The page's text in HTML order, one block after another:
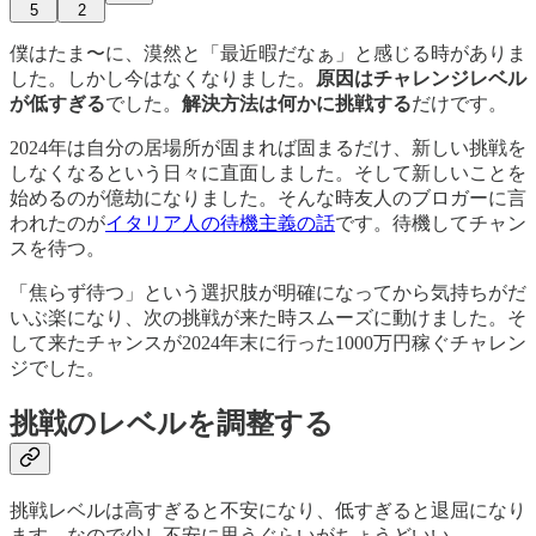
5 2
僕はたま〜に、漠然と「最近暇だなぁ」と感じる時がありま
した。しかし今はなくなりました。
原因はチャレンジレベル
が低すぎるでした。 解決方法は何かに挑戦するだけです。
2024年は自分の居場所が固まれば固まるだけ、新しい挑戦を
しなくなるという日々に直面しました。そして新しいことを
始めるのが億劫になりました。そんな時友人のブロガーに言
われたのがイタリア人の待機主義の話です。待機してチャン
スを待つ。
「焦らず待つ」という選択肢が明確になってから気持ちがだ
いぶ楽になり、次の挑戦が来た時スムーズに動けました。そ
して来たチャンスが2024年末に行った1000万円稼ぐチャレン
ジでした。
挑戦のレベルを調整する
挑戦レベルは高すぎると不安になり、低すぎると退屈になり